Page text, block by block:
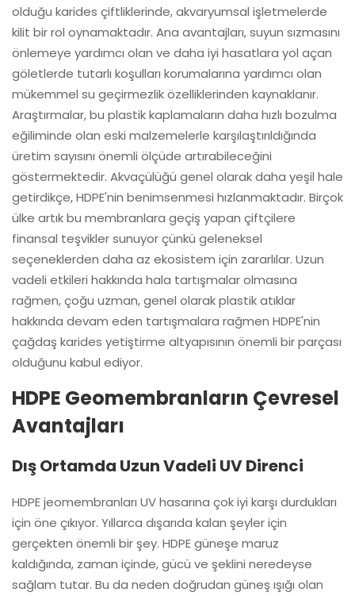
olduğu karides çiftliklerinde, akvaryumsal işletmelerde
kilit bir rol oynamaktadır. Ana avantajları, suyun sızmasını
önlemeye yardımcı olan ve daha iyi hasatlara yol açan
göletlerde tutarlı koşulları korumalarına yardımcı olan
mükemmel su geçirmezlik özelliklerinden kaynaklanır.
Araştırmalar, bu plastik kaplamaların daha hızlı bozulma
eğiliminde olan eski malzemelerle karşılaştırıldığında
üretim sayısını önemli ölçüde artırabileceğini
göstermektedir. Akvaçülüğü genel olarak daha yeşil hale
getirdikçe, HDPE'nin benimsenmesi hızlanmaktadır. Birçok
ülke artık bu membranlara geçiş yapan çiftçilere
finansal teşvikler sunuyor çünkü geleneksel
seçeneklerden daha az ekosistem için zararlılar. Uzun
vadeli etkileri hakkında hala tartışmalar olmasına
rağmen, çoğu uzman, genel olarak plastik atıklar
hakkında devam eden tartışmalara rağmen HDPE'nin
çağdaş karides yetiştirme altyapısının önemli bir parçası
olduğunu kabul ediyor.
HDPE Geomembranların Çevresel
Avantajları
Dış Ortamda Uzun Vadeli UV Direnci
HDPE jeomembranları UV hasarına çok iyi karşı durdukları
için öne çıkıyor. Yıllarca dışarıda kalan şeyler için
gerçekten önemli bir şey. HDPE güneşe maruz
kaldığında, zaman içinde, gücü ve şeklini neredeyse
sağlam tutar. Bu da neden doğrudan güneş ışığı olan